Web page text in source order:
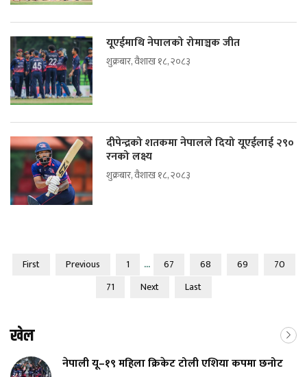
यूएईमाथि नेपालको रोमाञ्चक जीत
शुक्रबार, वैशाख १८, २०८३
दीपेन्द्रको शतकमा नेपालले दियो यूएईलाई २९०
रनको लक्ष्य
शुक्रबार, वैशाख १८, २०८३
First Previous 1 ... 67 68 69
70
71
Next Last
खेल
नेपाली यू–१९ महिला क्रिकेट टोली एशिया कपमा छनोट